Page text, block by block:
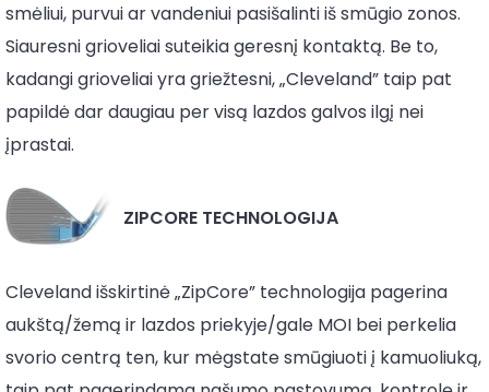
smėliui, purvui ar vandeniui pasišalinti iš smūgio zonos.
Siauresni grioveliai suteikia geresnį kontaktą. Be to,
kadangi grioveliai yra griežtesni, „Cleveland” taip pat
papildė dar daugiau per visą lazdos galvos ilgį nei
įprastai.
ZIPCORE TECHNOLOGIJA
Cleveland išskirtinė „ZipCore” technologija pagerina
aukštą/žemą ir lazdos priekyje/gale MOI bei perkelia
svorio centrą ten, kur mėgstate smūgiuoti į kamuoliuką,